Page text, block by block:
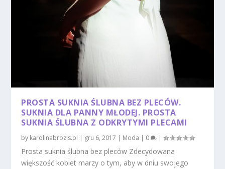
PROSTA SUKNIA ŚLUBNA BEZ PLECÓW.
SUKNIA DLA PANNY MŁODEJ. PROSTA
SUKNIA ŚLUBNA Z ODKRYTYMI PLECAMI
by karolinabrozis.pl gru 6, 2017 Moda 0 |
Prosta suknia ślubna bez pleców Zdecydowana
większość kobiet marzy o tym, aby w dniu swojego